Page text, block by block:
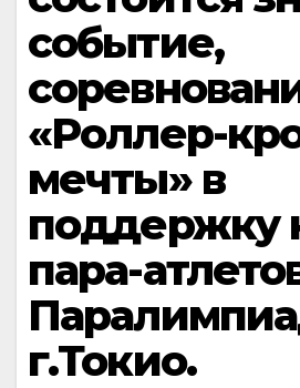
событие,
«Роллер-
мечты» в
поддержку
пара-
г.Токио.